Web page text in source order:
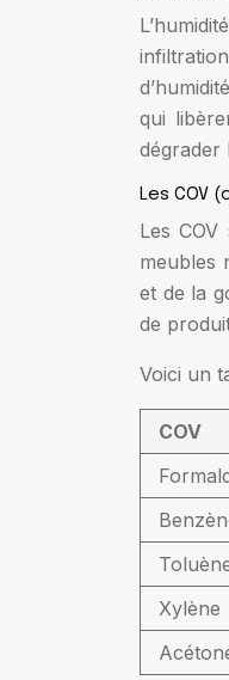
qui
dégrader
Les COV
Les
meubles
et de la
de
Voici un
COV
Xylène